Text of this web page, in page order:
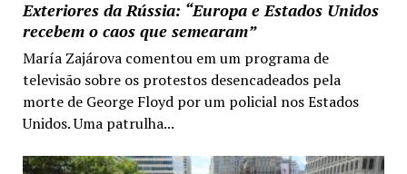
Exteriores da Rússia: “Europa e Estados Unidos
recebem o caos que semearam”
María Zajárova comentou em um programa de
televisão sobre os protestos desencadeados pela
morte de George Floyd por um policial nos Estados
Unidos. Uma patrulha...